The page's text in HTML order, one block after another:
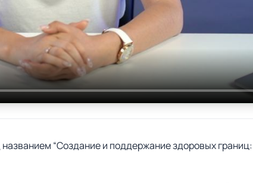
“Создание и поддержание здоровых